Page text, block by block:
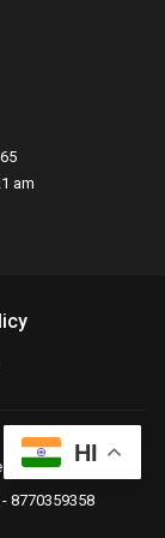
am
8770359358
HI